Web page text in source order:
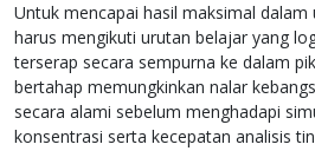
Untuk mencapai hasil maksimal dalam
harus mengikuti urutan belajar yang
terserap secara sempurna ke dalam
bertahap memungkinkan nalar
secara alami sebelum menghadapi
konsentrasi serta kecepatan analisis